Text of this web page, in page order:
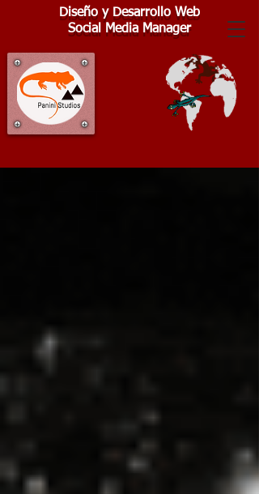
Diseño y Desarrollo Web
Social Media Manager